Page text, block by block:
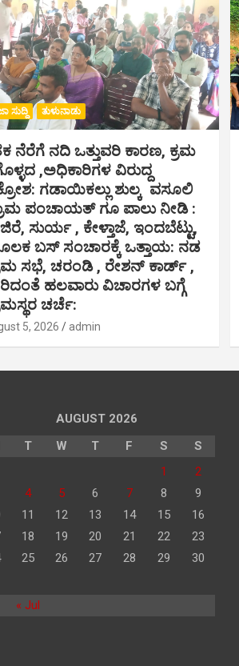
ಸುದ್ದಿ ತುಳುನಾಡು
ನೆರೆಗೆ ನದಿ ಒತ್ತುವರಿ ಕಾರಣ, ಕ್ರಮ
,ಅಧಿಕಾರಿಗಳ ವಿರುದ್ದ
ಗಡಾಯಿಕಲ್ಲು ಶುಲ್ಕ ವಸೂಲಿ
ಪಂಚಾಯತ್ ಗೂ ಪಾಲು ನೀಡಿ :
ಸುರ್ಯ , ಕೇಳ್ತಾಜೆ, ಇಂದಬೆಟ್ಟು,
ಬಸ್ ಸಂಚಾರಕ್ಕೆ ಒತ್ತಾಯ: ನಡ
ಸಭೆ, ಚರಂಡಿ , ರೇಶನ್ ಕಾರ್ಡ್ ,
ಹಲವಾರು ವಿಚಾರಗಳ ಬಗ್ಗೆ
ಚರ್ಚೆ:
5, 2026 admin
AUGUST 2026
T W T F S S
« Jul
1
2
4 5 6 7 8
9
11 12 13 14 15
16
18 19 20 21 22
23
25 26 27 28 29
30